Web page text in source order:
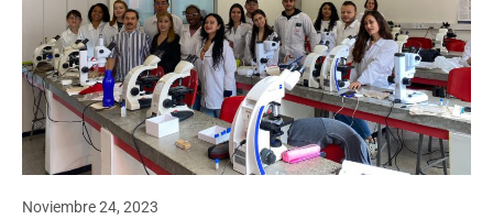
Noviembre 24, 2023